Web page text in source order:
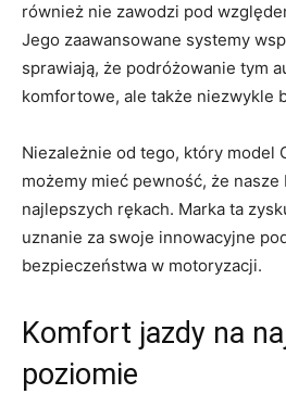
również nie zawodzi pod
Jego⁣ zaawansowane systemy
sprawiają, że ​podróżowanie tym
komfortowe, ale także ⁢niezwykle​
Niezależnie od tego, który model
możemy​ mieć pewność, że
najlepszych rękach. Marka ta
uznanie za swoje innowacyjne
bezpieczeństwa w motoryzacji.
Komfort jazdy na
⁤poziomie